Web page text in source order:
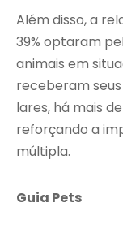
Além disso, a
39% optaram
animais em
receberam
lares, há mais
reforçando a
múltipla.
Guia Pets